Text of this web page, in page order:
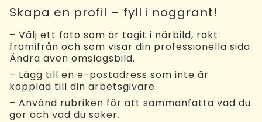
Skapa en profil – fyll i noggrant!
– Välj ett foto som är tagit i närbild, rakt
framifrån och som visar din professionella sida.
Ändra även omslagsbild.
– Lägg till en e-postadress som inte är
kopplad till din arbetsgivare.
– Använd rubriken för att sammanfatta vad du
gör och vad du söker.